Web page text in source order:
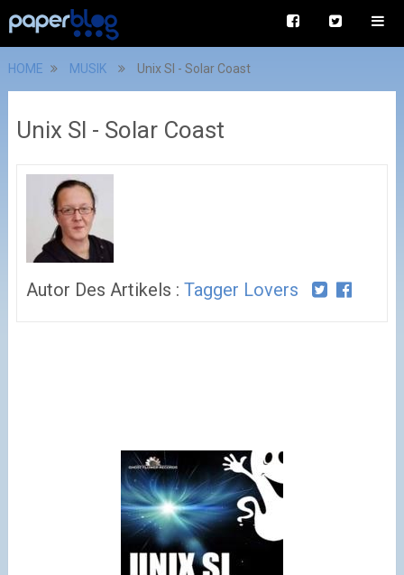
HOME MUSIK Unix Sl - Solar Coast
Unix Sl - Solar Coast
Autor Des Artikels : Tagger Lovers